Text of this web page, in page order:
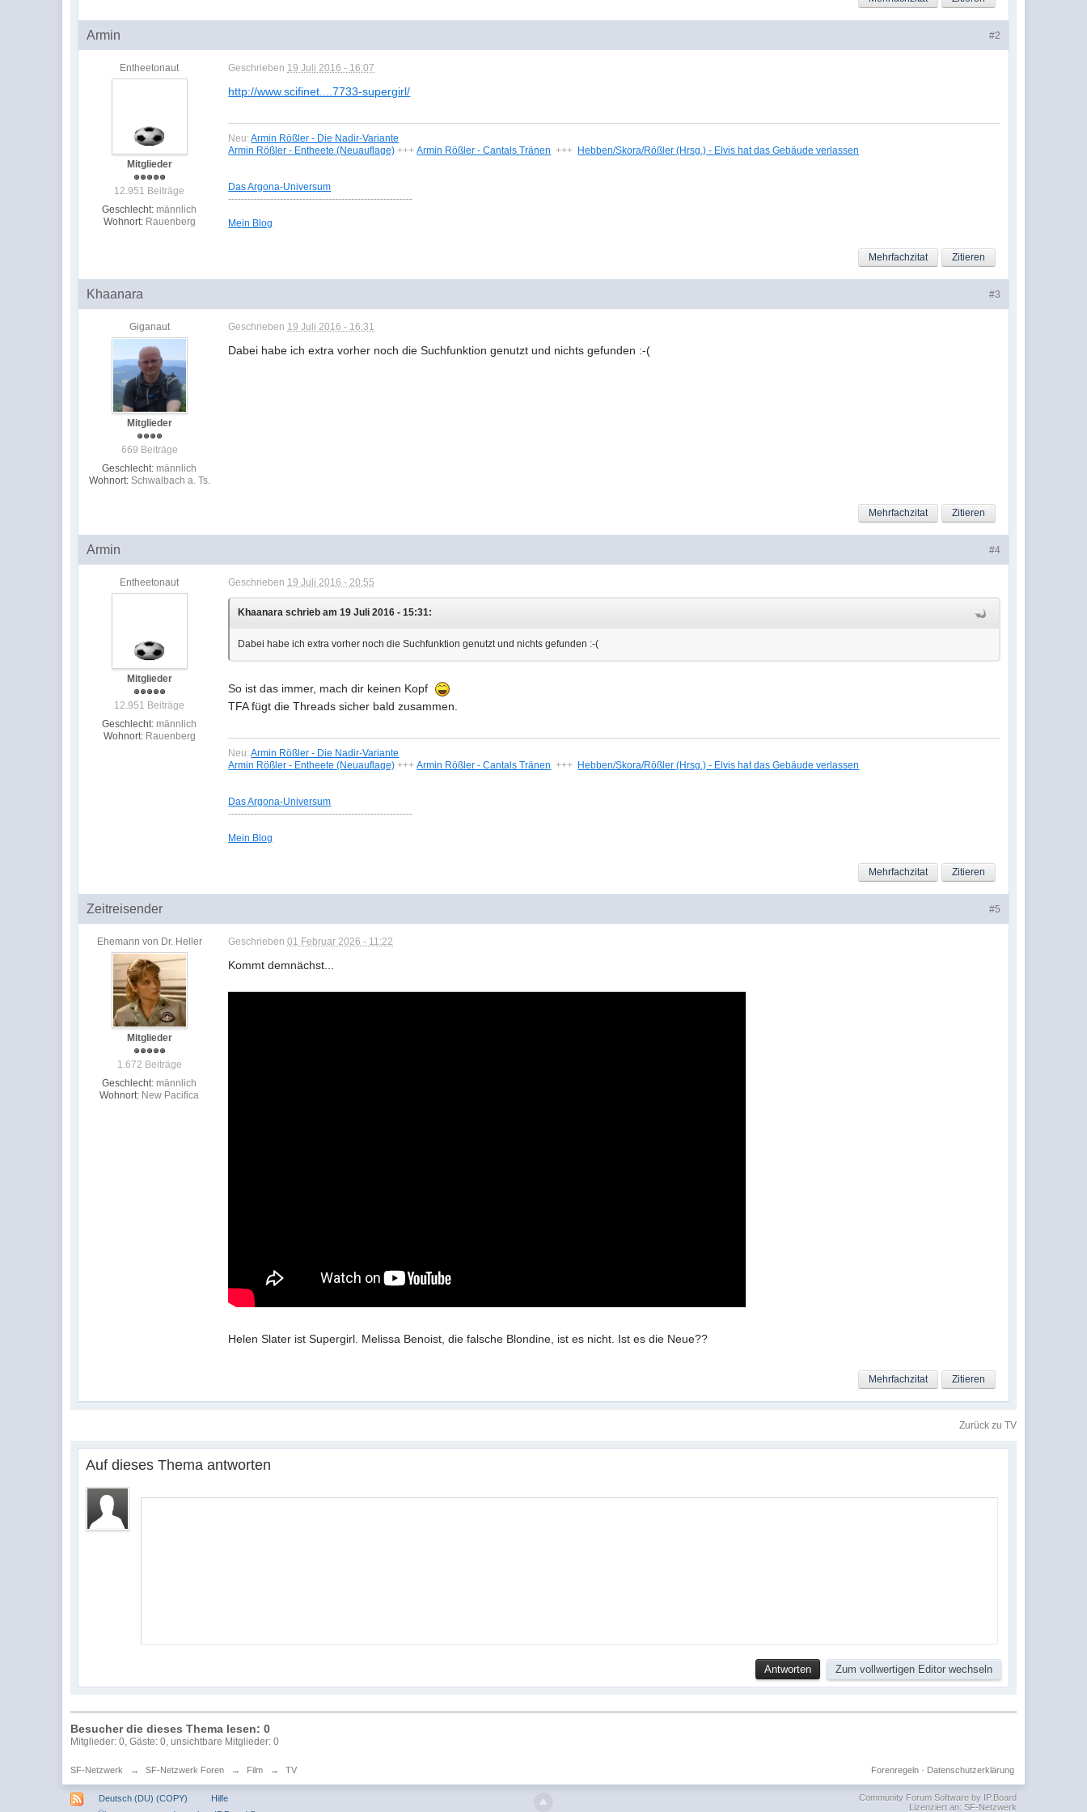
#2
Armin
Entheetonaut
Mitglieder
12.951 Beiträge
Geschlecht: männlich
Wohnort: Rauenberg
Geschrieben 19 Juli 2016 - 16:07
http://www.scifinet....7733-supergirl/
Neu:Armin Rößler - Die Nadir-Variante
Armin Rößler - Entheete (Neuauflage) +++Armin Rößler - Cantals Tränen +++ Hebben/Skora/Rößler (Hrsg.) - Elvis hat das Gebäude verlassen
Das Argona-Universum
---------------------------------------------------------
Mein Blog
Zitieren
Mehrfachzitat
#3
Khaanara
Giganaut
Mitglieder
669 Beiträge
Geschlecht: männlich
Wohnort: Schwalbach a. Ts.
Geschrieben 19 Juli 2016 - 16:31
Dabei habe ich extra vorher noch die Suchfunktion genutzt und nichts gefunden :-(
Zitieren
Mehrfachzitat
#4
Armin
Entheetonaut
Mitglieder
12.951 Beiträge
Geschlecht: männlich
Wohnort: Rauenberg
Geschrieben 19 Juli 2016 - 20:55
Khaanara schrieb am 19 Juli 2016 - 15:31:
Dabei habe ich extra vorher noch die Suchfunktion genutzt und nichts gefunden :-(
So ist das immer, mach dir keinen Kopf
TFA fügt die Threads sicher bald zusammen.
Neu:Armin Rößler - Die Nadir-Variante
Armin Rößler - Entheete (Neuauflage) +++Armin Rößler - Cantals Tränen +++ Hebben/Skora/Rößler (Hrsg.) - Elvis hat das Gebäude verlassen
Das Argona-Universum
---------------------------------------------------------
Mein Blog
Zitieren
Mehrfachzitat
#5
Zeitreisender
Ehemann von Dr. Heller
Mitglieder
1.672 Beiträge
Geschlecht: männlich
Wohnort: New Pacifica
Geschrieben01 Februar 2026 - 11:22
Kommt demnächst...
Helen Slater ist Supergirl. Melissa Benoist, die falsche Blondine, ist es nicht. Ist es die Neue??
Zitieren
Mehrfachzitat
Zurück zu TV
Auf dieses Thema antworten
Besucher die dieses Thema lesen: 0
Mitglieder: 0, Gäste: 0, unsichtbare Mitglieder: 0
SF-Netzwerk → SF-Netzwerk Foren → Film → TV Datenschutzerklärung
Forenregeln·
Deutsch (DU) (COPY)
Hilfe
Community Forum Software by IP.Board
Lizenziert an: SF-Netzwerk